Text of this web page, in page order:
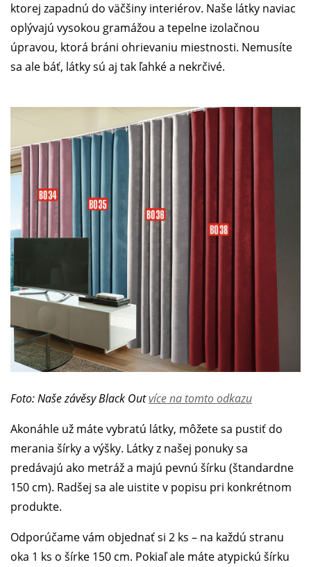
ktorej zapadnú do väčšiny interiérov. Naše látky naviac
oplývajú vysokou gramážou a tepelne izolačnou
úpravou, ktorá bráni ohrievaniu miestnosti. Nemusíte
sa ale báť, látky sú aj tak ľahké a nekrčivé.
Foto: Naše závěsy Black Outvíce na tomto odkazu
Akonáhle už máte vybratú látky, môžete sa pustiť do
merania šírky a výšky. Látky z našej ponuky sa
predávajú ako metráž a majú pevnú šírku (štandardne
150 cm). Radšej sa ale uistite v popisu pri konkrétnom
produkte.
Odporúčame vám objednať si 2 ks – na každú stranu
oka 1 ks o šírke 150 cm. Pokiaľ ale máte atypickú šírku